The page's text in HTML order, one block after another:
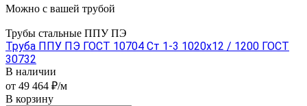
Можно с вашей трубой
Трубы стальные ППУ ПЭ
Труба ППУ ПЭ ГОСТ 10704 Ст 1-3 1020x12 / 1200 ГОСТ
30732
В наличии
от 49 464 ₽/м
В корзину